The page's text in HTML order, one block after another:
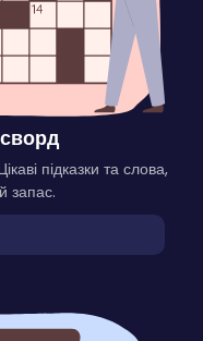
підказки та слова,
запас.